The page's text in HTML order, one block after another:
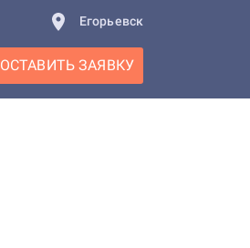
Егорьевск
ОСТАВИТЬ ЗАЯВКУ